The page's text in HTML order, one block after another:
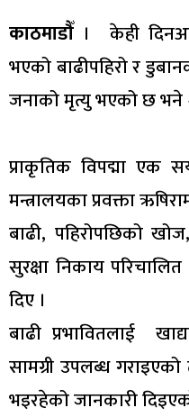
काठमाडौँ। केही
भएको बाढीपहिरो र
जनाको मृत्यु भएको छ भने
प्राकृतिक विपद्मा
मन्त्रालयका प्रवक्ता
बाढी, पहिरोपछिको
सुरक्षा निकाय
दिए ।
बाढी प्रभावितलाई
सामग्री उपलब्ध
भइरहेको जानकारी